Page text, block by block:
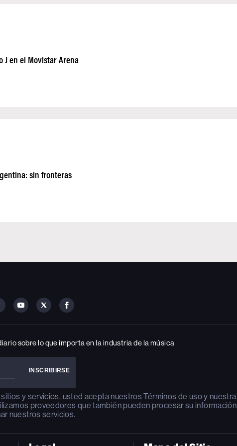
J en el Movistar Arena
sin fronteras
FOLLOW
ON
FOLLOW
ON
FOLLOW
ON
sobre lo que importa en la industria de la música
y servicios, usted acepta nuestrosTérminos de usoy nuestra
proveedores que también pueden procesar su información
nuestros servicios.